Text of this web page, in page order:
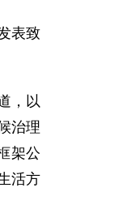
表致
，以
治理
架公
活方